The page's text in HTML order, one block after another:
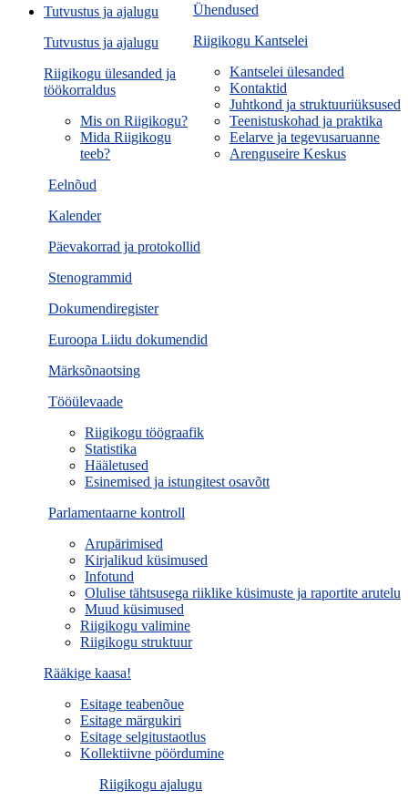
Ühendused
Riigikogu Kantselei
Kantselei ülesanded
Kontaktid
Juhtkond ja struktuuriüksused
Teenistuskohad ja praktika
Eelarve ja tegevusaruanne
Arenguseire Keskus
Eelnõud
Kalender
Päevakorrad ja protokollid
Stenogrammid
Dokumendiregister
Euroopa Liidu dokumendid
Märksõnaotsing
Tööülevaade
Riigikogu töögraafik
Statistika
Hääletused
Esinemised ja istungitest osavõtt
Parlamentaarne kontroll
Arupärimised
Kirjalikud küsimused
Infotund
Olulise tähtsusega riiklike küsimuste ja raportite arutelu
Muud küsimused
Tutvustus ja ajalugu
Tutvustus ja ajalugu
Riigikogu ülesanded ja
töökorraldus
Mis on Riigikogu?
Mida Riigikogu
teeb?
Riigikogu valimine
Riigikogu struktuur
Rääkige kaasa!
Esitage teabenõue
Esitage märgukiri
Esitage selgitustaotlus
Kollektiivne pöördumine
Riigikogu ajalugu